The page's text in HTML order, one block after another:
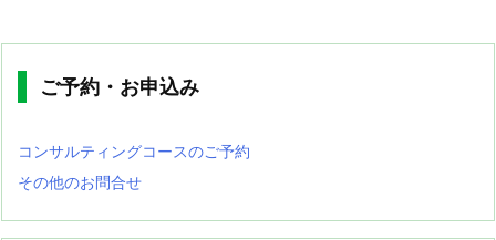
ご予約・お申込み
コンサルティングコースのご予約
その他のお問合せ